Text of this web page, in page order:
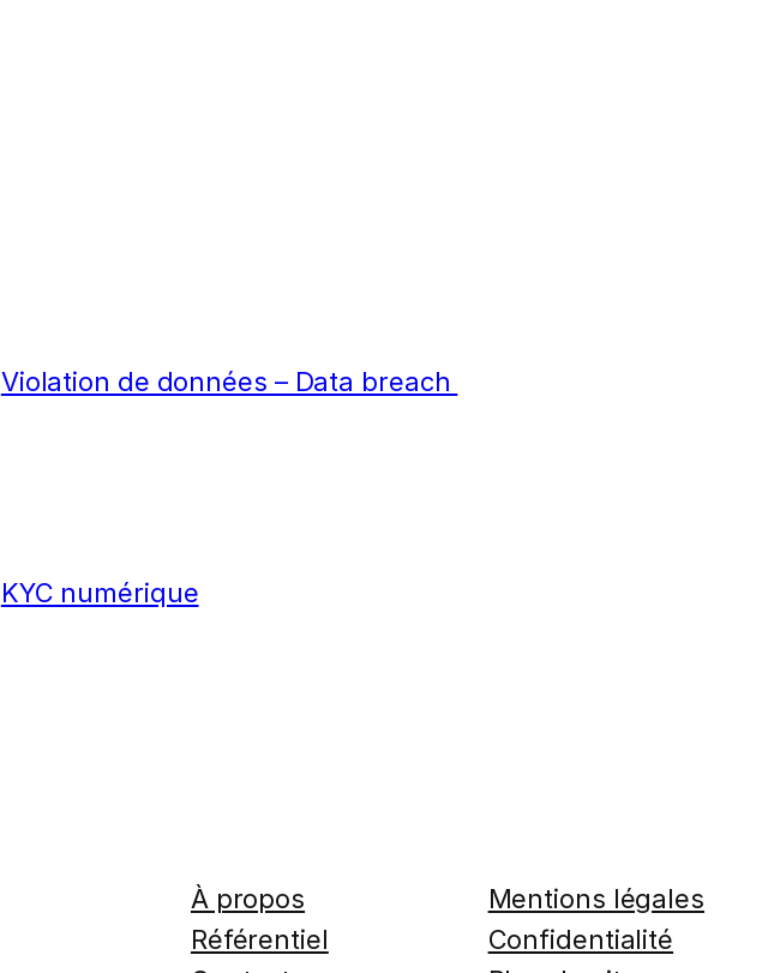
Violation de données – Data breach
KYC numérique
À propos
Référentiel
Mentions légales
Confidentialité